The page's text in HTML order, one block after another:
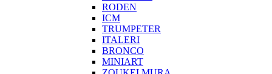
RODEN
ICM
TRUMPETER
ITALERI
BRONCO
MINIART